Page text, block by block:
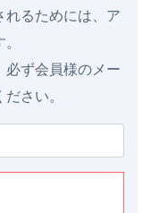
るためには、ア
ず会員様のメー
さい。